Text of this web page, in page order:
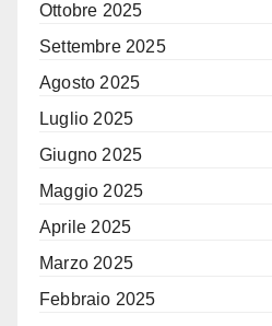
Ottobre 2025
Settembre 2025
Agosto 2025
Luglio 2025
Giugno 2025
Maggio 2025
Aprile 2025
Marzo 2025
Febbraio 2025